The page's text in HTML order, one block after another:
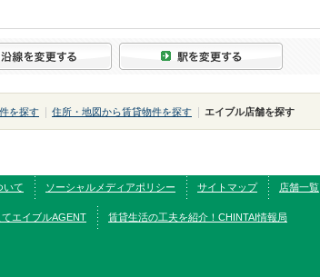
を探す 住所・地図から賃貸物件を探す エイブル店舗を探す
いて ソーシャルメディアポリシー サイトマップ 店舗一覧
エイブルAGENT 賃貸生活の工夫を紹介！CHINTAI情報局